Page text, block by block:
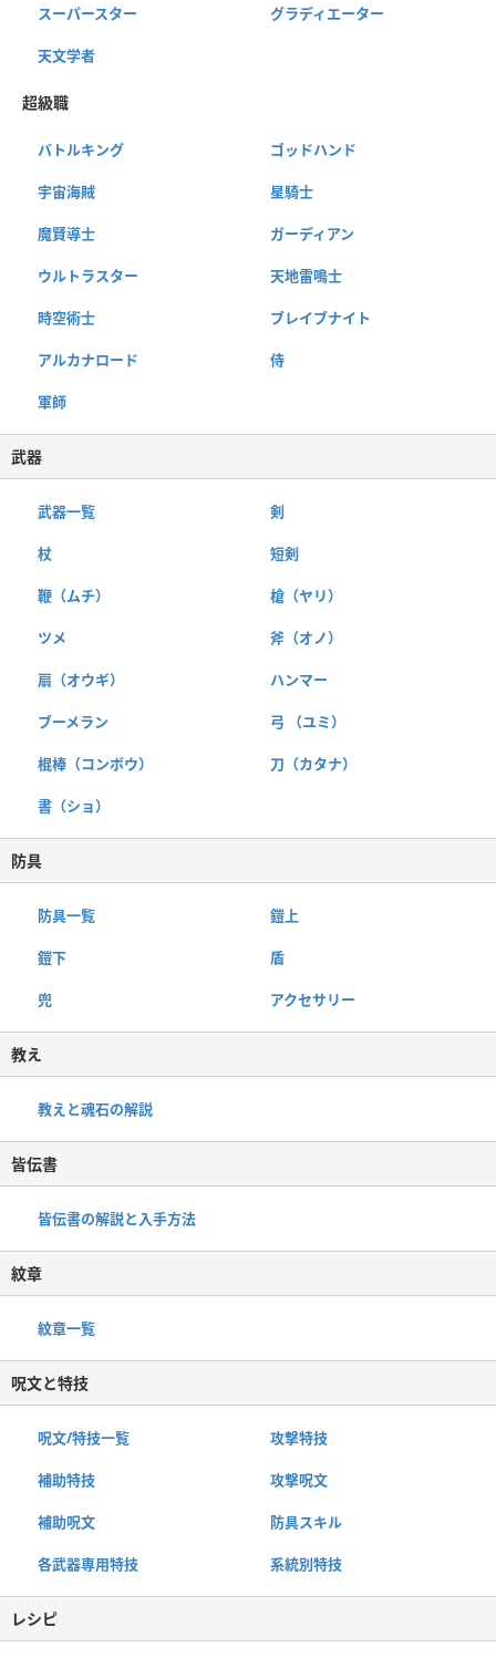
スーパースター グラディエーター
天文学者
超級職
バトルキング ゴッドハンド
宇宙海賊 星騎士
魔賢導士 ガーディアン
ウルトラスター 天地雷鳴士
時空術士 ブレイブナイト
アルカナロード 侍
軍師
武器
武器一覧 剣
杖 短剣
鞭（ムチ） 槍（ヤリ）
ツメ 斧（オノ）
扇（オウギ） ハンマー
ブーメラン 弓 （ユミ）
棍棒（コンボウ） 刀（カタナ）
書（ショ）
防具
防具一覧 鎧上
鎧下 盾
兜 アクセサリー
教え
教えと魂石の解説
皆伝書
皆伝書の解説と入手方法
紋章
紋章一覧
呪文と特技
呪文/特技一覧 攻撃特技
補助特技 攻撃呪文
補助呪文 防具スキル
各武器専用特技 系統別特技
レシピ